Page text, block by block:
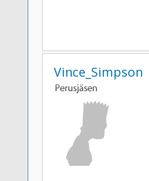
Vince_Simpson